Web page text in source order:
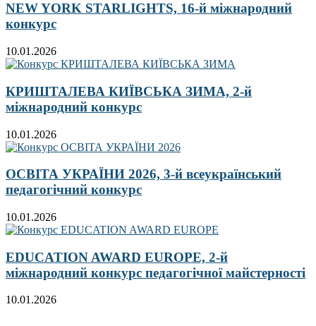
NEW YORK STARLIGHTS, 16-й міжнародний
конкурс
10.01.2026
КРИШТАЛЕВА КИЇВСЬКА ЗИМА, 2-й
міжнародний конкурс
10.01.2026
ОСВІТА УКРАЇНИ 2026, 3-й всеукраїнський
педагогічний конкурс
10.01.2026
EDUCATION AWARD EUROPE, 2-й
міжнародний конкурс педагогічної майстерності
10.01.2026